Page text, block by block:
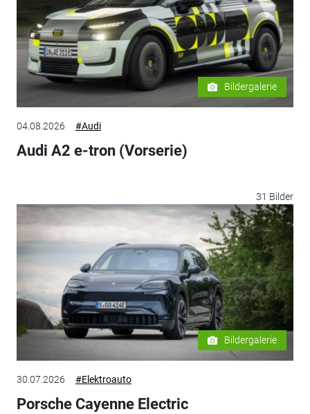
Bildergalerie
04.08.2026 #Audi
Audi A2 e-tron (Vorserie)
31 Bilder
Bildergalerie
30.07.2026 #Elektroauto
Porsche Cayenne Electric